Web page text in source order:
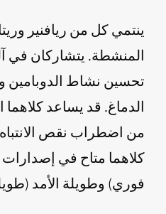
ينتمي كل من ريافنير
المنشطة. يتشاركان في
تحسين نشاط الدوبامين
الدماغ. قد يساعد
من اضطراب نقص
كلاهما متاح في إصدارات
فوري) وطويلة الأمد